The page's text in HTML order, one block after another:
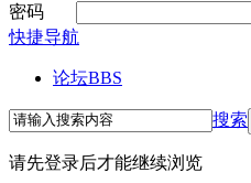
密码
快捷导航
论坛BBS
搜索
请先登录后才能继续浏览